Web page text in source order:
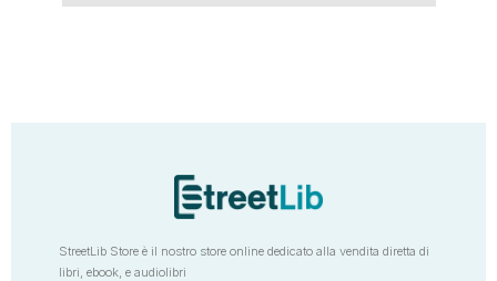
StreetLib Store è il nostro store online dedicato alla vendita diretta di
libri, ebook, e audiolibri